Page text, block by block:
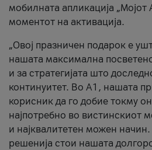
мобилната апликација
моментот на активација.
„Овој празничен подарок е
нашата максимална
и за стратегијата што
континуитет. Во А1, нашата
корисник да го добие токму
најпотребно во вистинскиот
и најквалитетен можен
решенија стои нашата